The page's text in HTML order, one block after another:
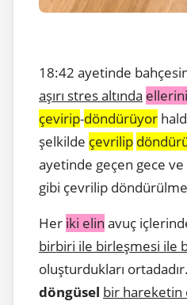
18:42 ayetinde
aşırı stres altında ellerini
çevirip-döndürüyor
şelkilde çevrilip
ayetinde geçen gece
gibi çevrilip
Her iki elin avuç
birbiri ile birleşmesi ile
oluşturdukları
döngüsel bir hareketin